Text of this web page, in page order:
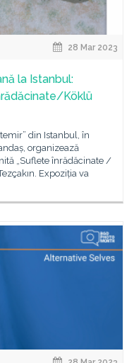
28 Mar 2023
la Istanbul:
Köklü
din Istanbul, în
organizează
„Suflete înrădăcinate /
Expoziția va